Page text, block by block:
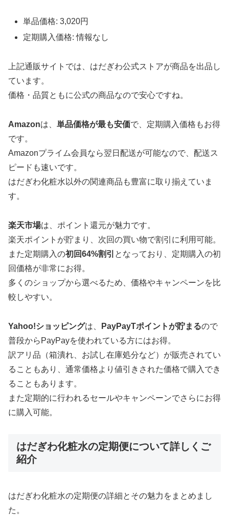
単品価格: 3,020円
定期購入価格: 情報なし
上記通販サイトでは、はだぎわ公式ストアが商品を出品し
ています。
価格・品質ともに公式の商品なので安心ですね。
Amazonは、 単品価格が最も安価で、定期購入価格もお得
です。
Amazonプライム会員なら翌日配送が可能なので、配送ス
ピードも速いです。
はだぎわ化粧水以外の関連商品も豊富に取り揃えていま
す。
楽天市場は、ポイント還元が魅力です。
楽天ポイントが貯まり、次回の買い物で割引に利用可能。
また定期購入の初回64%割引 となっており、定期購入の初
回価格が非常にお得。
多くのショップから選べるため、価格やキャンペーンを比
較しやすい。
Yahoo!ショッピングは、 PayPayTポイントが貯まるので
普段からPayPayを使われている方にはお得。
訳アリ品（箱潰れ、お試し在庫処分など）が販売されてい
ることもあり、通常価格より値引きされた価格で購入でき
ることもあります。
また定期的に行われるセールやキャンペーンでさらにお得
に購入可能。
はだぎわ化粧水の定期便について詳しくご
紹介
はだぎわ化粧水の定期便の詳細とその魅力をまとめまし
た。